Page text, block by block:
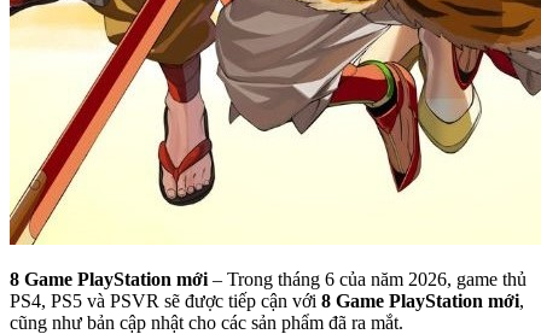
8 Game PlayStation mới – Trong tháng 6 của năm 2026, game thủ
PS4, PS5 và PSVR sẽ được tiếp cận với 8 Game PlayStation mới,
cũng như bản cập nhật cho các sản phẩm đã ra mắt.